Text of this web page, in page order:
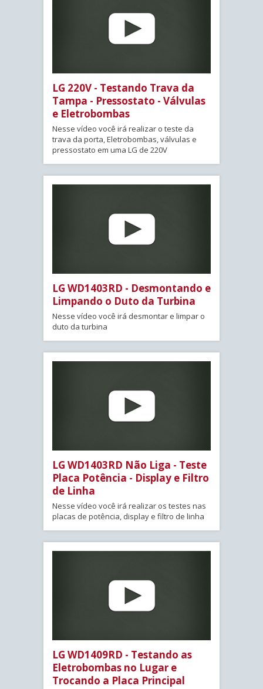
LG 220V - Testando Trava da
Tampa - Pressostato - Válvulas
e Eletrobombas
Nesse vídeo você irá realizar o teste da
trava da porta, Eletrobombas, válvulas e
pressostato em uma LG de 220V
LG WD1403RD - Desmontando e
Limpando o Duto da Turbina
Nesse vídeo você irá desmontar e limpar o
duto da turbina
LG WD1403RD Não Liga - Teste
Placa Potência - Display e Filtro
de Linha
Nesse vídeo você irá realizar os testes nas
placas de potência, display e filtro de linha
LG WD1409RD - Testando as
Eletrobombas no Lugar e
Trocando a Placa Principal